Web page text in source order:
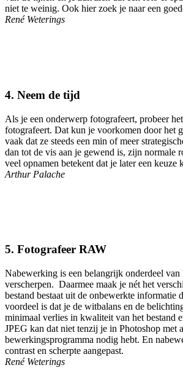
niet te weinig. Ook hier zoek je naar een
René Weterings
4. Neem de tijd
Als je een onderwerp fotografeert, probeer
fotografeert. Dat kun je voorkomen door het
vaak dat ze steeds een min of meer
dan tot de vis aan je gewend is, zijn normale
veel opnamen betekent dat je later een
Arthur Palache
5. Fotografeer RAW
Nabewerking is een belangrijk onderdeel
verscherpen. Daarmee maak je nét het
bestand bestaat uit de onbewerkte
voordeel is dat je de witbalans en de
minimaal verlies in kwaliteit van het bestand
JPEG kan dat niet tenzij je in Photoshop met
bewerkingsprogramma nodig hebt. En
contrast en scherpte aangepast.
René Weterings